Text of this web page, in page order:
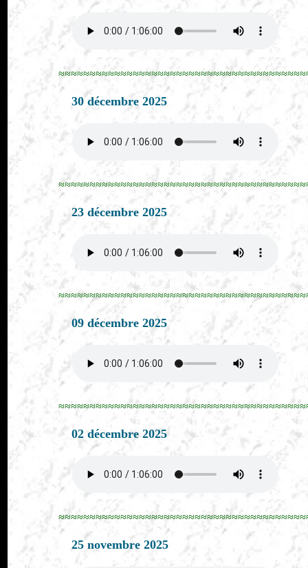
30 décembre 2025
23 décembre 2025
09 décembre 2025
02 décembre 2025
25 novembre 2025